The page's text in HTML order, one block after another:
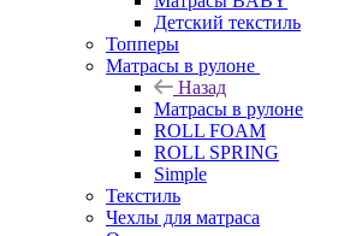
Детский текстиль
Топперы
Матрасы в рулоне
Назад
Матрасы в рулоне
ROLL FOAM
ROLL SPRING
Simple
Текстиль
Чехлы для матраса